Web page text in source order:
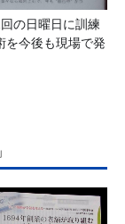
の日曜日に訓練
を今後も現場で発